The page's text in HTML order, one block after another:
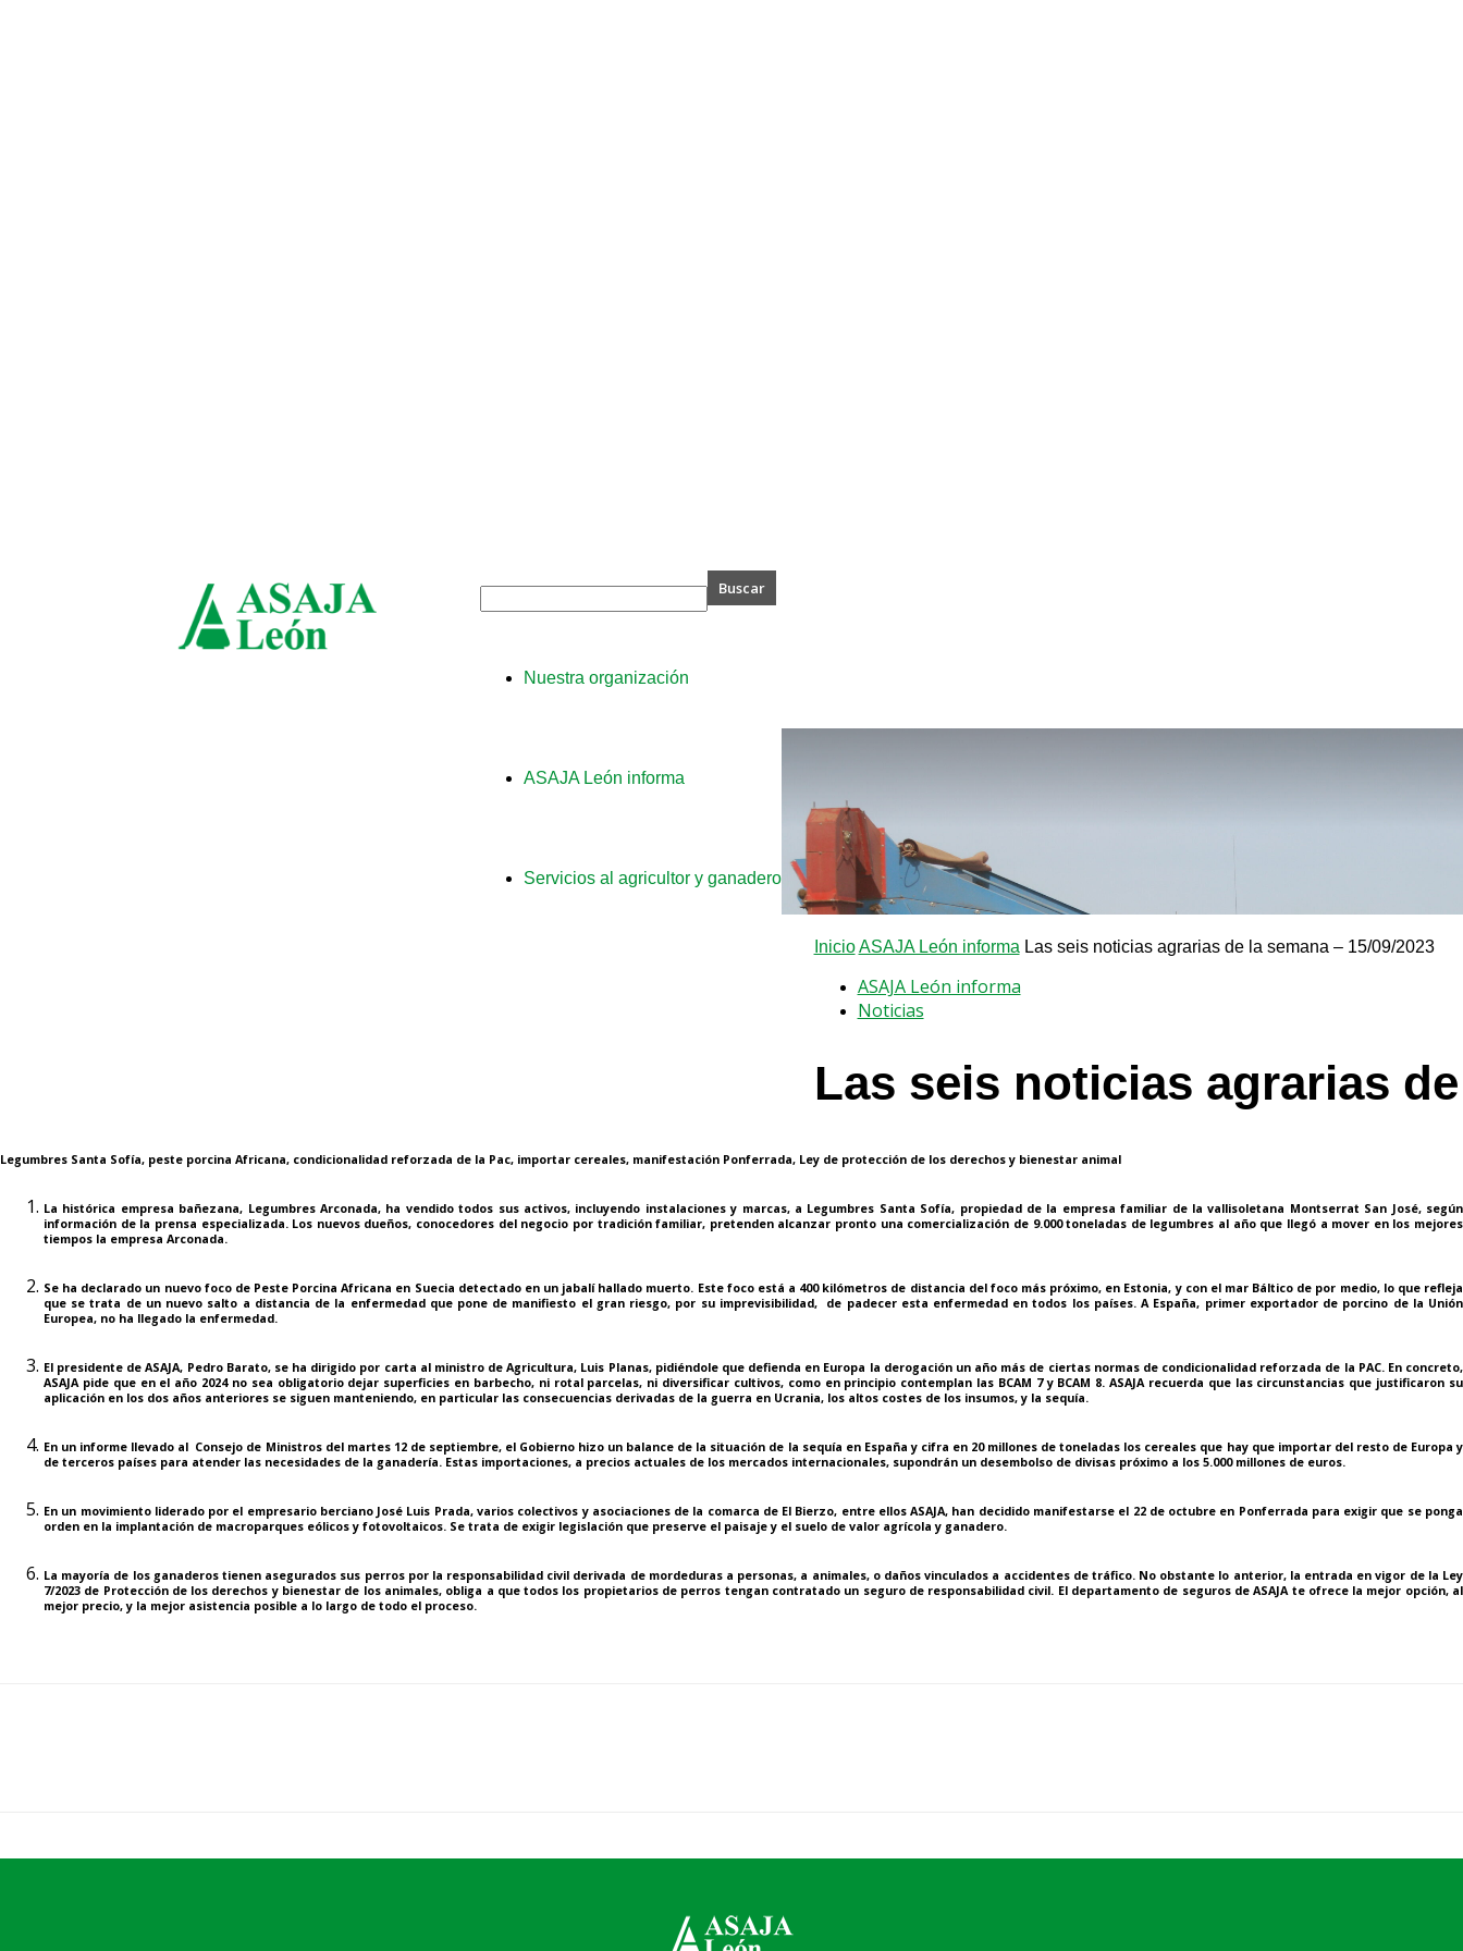
Nuestra organización
ASAJA León informa
Servicios al agricultor y ganadero
Inicio ASAJA León informa Las seis noticias agrarias de la semana – 15/09/2023
ASAJA León informa
Noticias
Las seis noticias agrarias
Legumbres Santa Sofía, peste porcina Africana, condicionalidad reforzada de la Pac, importar cereales, manifestación Ponferrada, Ley de protección de los derechos y bienestar animal
La histórica empresa bañezana, Legumbres Arconada, ha vendido todos sus activos, incluyendo instalaciones y marcas, a Legumbres Santa Sofía, propiedad de la empresa familiar de la vallisoletana Montserrat San José, según
información de la prensa especializada. Los nuevos dueños, conocedores del negocio por tradición familiar, pretenden alcanzar pronto una comercialización de 9.000 toneladas de legumbres al año que llegó a mover en los mejores
tiempos la empresa Arconada.
Se ha declarado un nuevo foco de Peste Porcina Africana en Suecia detectado en un jabalí hallado muerto. Este foco está a 400 kilómetros de distancia del foco más próximo, en Estonia, y con el mar Báltico de por medio, lo que refleja
que se trata de un nuevo salto a distancia de la enfermedad que pone de manifiesto el gran riesgo, por su imprevisibilidad, de padecer esta enfermedad en todos los países. A España, primer exportador de porcino de la Unión
Europea, no ha llegado la enfermedad.
El presidente de ASAJA, Pedro Barato, se ha dirigido por carta al ministro de Agricultura, Luis Planas, pidiéndole que defienda en Europa la derogación un año más de ciertas normas de condicionalidad reforzada de la PAC. En concreto,
ASAJA pide que en el año 2024 no sea obligatorio dejar superficies en barbecho, ni rotal parcelas, ni diversificar cultivos, como en principio contemplan las BCAM 7 y BCAM 8. ASAJA recuerda que las circunstancias que justificaron su
aplicación en los dos años anteriores se siguen manteniendo, en particular las consecuencias derivadas de la guerra en Ucrania, los altos costes de los insumos, y la sequía.
En un informe llevado al Consejo de Ministros del martes 12 de septiembre, el Gobierno hizo un balance de la situación de la sequía en España y cifra en 20 millones de toneladas los cereales que hay que importar del resto de Europa y
de terceros países para atender las necesidades de la ganadería. Estas importaciones, a precios actuales de los mercados internacionales, supondrán un desembolso de divisas próximo a los 5.000 millones de euros.
En un movimiento liderado por el empresario berciano José Luis Prada, varios colectivos y asociaciones de la comarca de El Bierzo, entre ellos ASAJA, han decidido manifestarse el 22 de octubre en Ponferrada para exigir que se ponga
orden en la implantación de macroparques eólicos y fotovoltaicos. Se trata de exigir legislación que preserve el paisaje y el suelo de valor agrícola y ganadero.
La mayoría de los ganaderos tienen asegurados sus perros por la responsabilidad civil derivada de mordeduras a personas, a animales, o daños vinculados a accidentes de tráfico. No obstante lo anterior, la entrada en vigor de la Ley
7/2023 de Protección de los derechos y bienestar de los animales, obliga a que todos los propietarios de perros tengan contratado un seguro de responsabilidad civil. El departamento de seguros de ASAJA te ofrece la mejor opción, al
mejor precio, y la mejor asistencia posible a lo largo de todo el proceso.